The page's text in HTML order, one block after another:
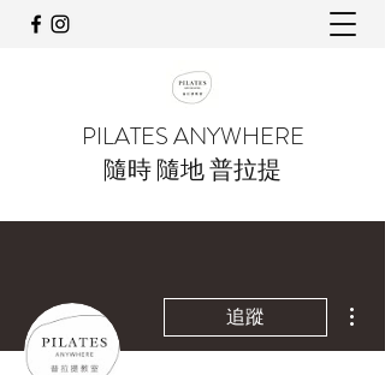
PILATES ANYWHERE
隨時 隨地 普拉提
追蹤